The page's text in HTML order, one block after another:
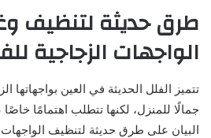
طرق حديثة لتنظيف
الواجهات الزجاجية
تتميز الفلل الحديثة في العين بواجهاتها
جمالًا للمنزل، لكنها تتطلب اهتمامًا
البيان على طرق حديثة لتنظيف